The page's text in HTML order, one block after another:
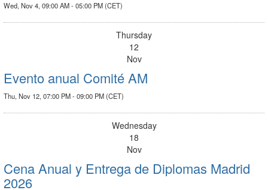
Wed, Nov 4, 09:00 AM - 05:00 PM (CET)
Thursday
12
Nov
Evento anual Comité AM
Thu, Nov 12, 07:00 PM - 09:00 PM (CET)
Wednesday
18
Nov
Cena Anual y Entrega de Diplomas Madrid
2026